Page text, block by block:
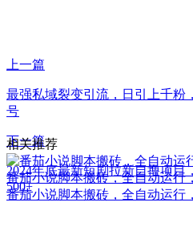
上一篇
最强私域裂变引流，日引上千粉
号
下一篇
2024年底最新短剧拉新自撸项目
500+
相关推荐
番茄小说脚本搬砖，全自动运行
番茄小说脚本搬砖，全自动运行